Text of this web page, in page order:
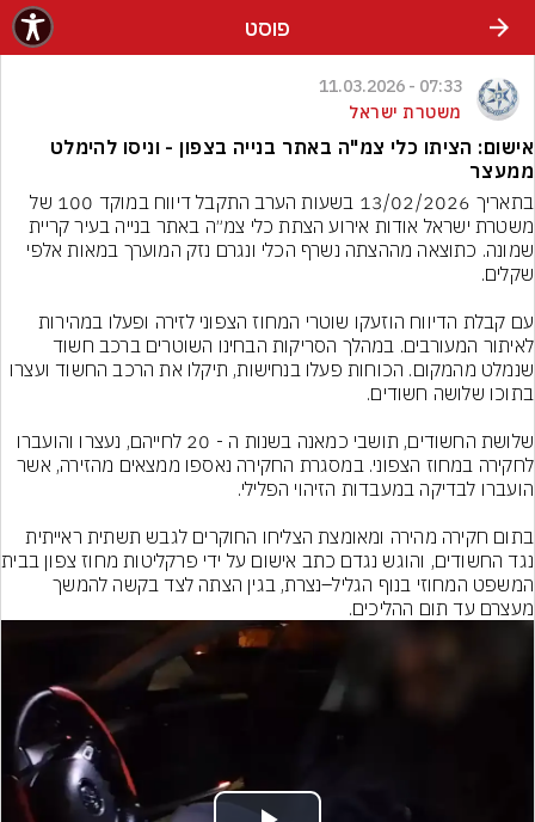
פוסט
07:33 - 11.03.2026
משטרת ישראל
אישום: הציתו כלי צמ"ה באתר בנייה בצפון - וניסו להימלט
ממעצר
בתאריך 13/02/2026 בשעות הערב התקבל דיווח במוקד 100 של
משטרת ישראל אודות אירוע הצתת כלי צמ״ה באתר בנייה בעיר קריית
לחקירה במחוז הצפוני. במסגרת החקירה נאספו ממצאים מהזירה, אשר
בתום חקירה מהירה ומאומצת הצליחו החוקרים לגבש תשתית ראייתית
נגד החשודים,
המשפט המחוזי בנוף הגליל–נצרת, בגין הצתה לצד בקשה להמשך
מעצרם עד תום ההליכים.